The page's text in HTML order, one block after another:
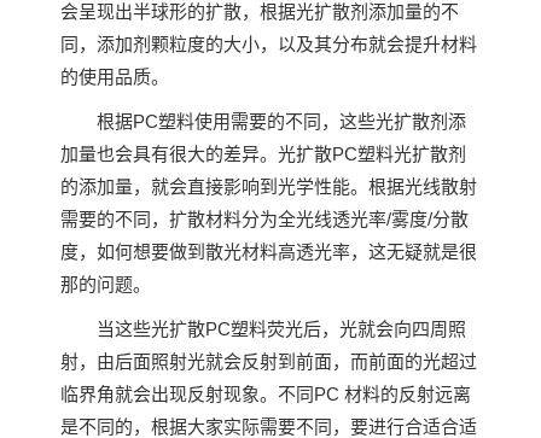
会呈现出半球形的扩散，根据光扩散剂添加量的不
同，添加剂颗粒度的大小，以及其分布就会提升材料
的使用品质。
根据PC塑料使用需要的不同，这些光扩散剂添
加量也会具有很大的差异。光扩散PC塑料光扩散剂
的添加量，就会直接影响到光学性能。根据光线散射
需要的不同，扩散材料分为全光线透光率/雾度/分散
度，如何想要做到散光材料高透光率，这无疑就是很
那的问题。
当这些光扩散PC塑料荧光后，光就会向四周照
射，由后面照射光就会反射到前面，而前面的光超过
临界角就会出现反射现象。不同PC 材料的反射远离
是不同的，根据大家实际需要不同，要进行合适合适